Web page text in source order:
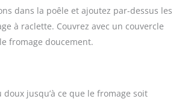
dans la poêle et ajoutez par-dessus les
à raclette. Couvrez avec un couvercle
fromage doucement.
doux jusqu’à ce que le fromage soit